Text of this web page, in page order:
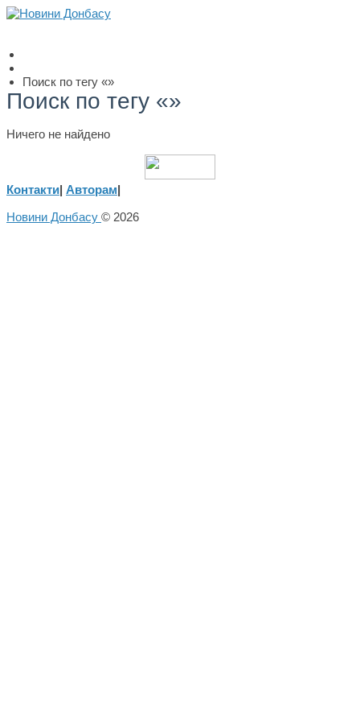
Поиск по тегу «»
Поиск по тегу «»
Ничего не найдено
Контакти| Авторам|
Новини Донбасу © 2026